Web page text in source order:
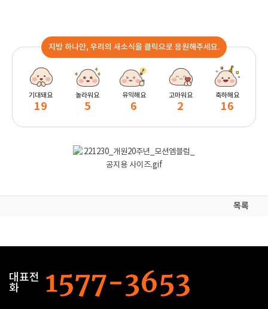
지방 하나만, 우리의 새소식을 클릭으로 응원해주세요.
기대돼요
19
놀라워요
5
유익해요
6
고마워요
2
축하해요
16
목록
대표전
화